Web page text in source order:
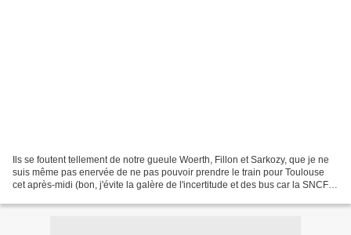
Ils se foutent tellement de notre gueule Woerth, Fillon et Sarkozy, que je ne
suis même pas enervée de ne pas pouvoir prendre le train pour Toulouse
cet après-midi (bon, j'évite la galère de l'incertitude et des bus car la SNCF